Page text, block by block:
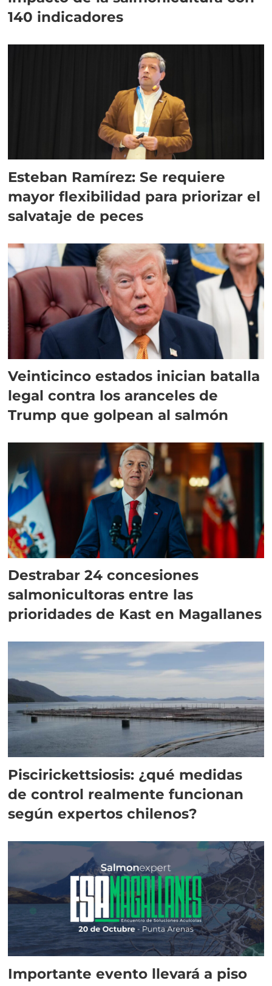
140 indicadores
Esteban Ramírez: Se requiere
mayor flexibilidad para priorizar el
salvataje de peces
Veinticinco estados inician batalla
legal contra los aranceles de
Trump que golpean al salmón
Destrabar 24 concesiones
salmonicultoras entre las
prioridades de Kast en Magallanes
Piscirickettsiosis: ¿qué medidas
de control realmente funcionan
según expertos chilenos?
Importante evento llevará a piso